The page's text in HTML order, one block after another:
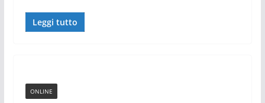
Leggi tutto
ONLINE